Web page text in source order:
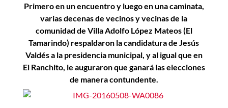
e
b
o
o
at
s
A
p
p
itt
er
se
n
g
er
Primero en un encuentro y luego en una caminata,
varias decenas de vecinos y vecinas de la
comunidad de Villa Adolfo López Mateos (El
Tamarindo) respaldaron la candidatura de Jesús
Valdésa la presidencia municipal, y al igual que en
El Ranchito, le auguraron que ganará las elecciones
de manera contundente.